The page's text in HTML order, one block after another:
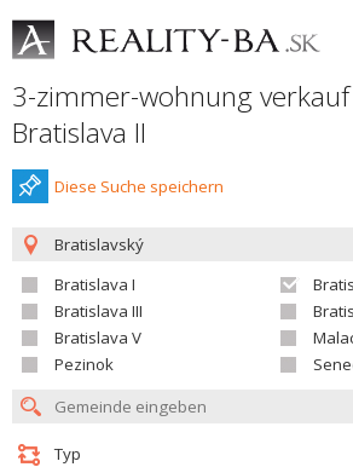
3-zimmer-wohnung
Bratislava II
Diese Suche speichern
Bratislavský
Bratislava I
Bratislava III
Bratislava V
Pezinok
Typ